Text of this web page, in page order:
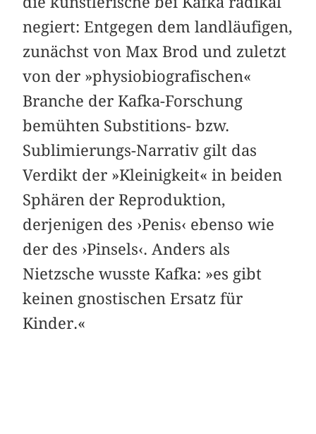
negiert: Entgegen dem landläufigen,
zunächst von Max Brod und zuletzt
von der »physiobiografischen«
Branche der Kafka-Forschung
bemühten Substitions- bzw.
Sublimierungs-Narrativ gilt das
Verdikt der »Kleinigkeit« in beiden
Sphären der Reproduktion,
derjenigen des ›Penis‹ ebenso wie
der des ›Pinsels‹. Anders als
Nietzsche wusste Kafka: »es gibt
keinen gnostischen Ersatz für
Kinder.«